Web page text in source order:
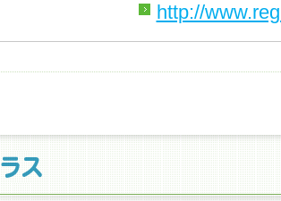
http://